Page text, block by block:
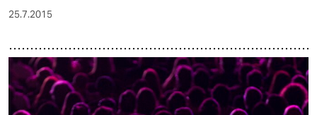
25.7.2015